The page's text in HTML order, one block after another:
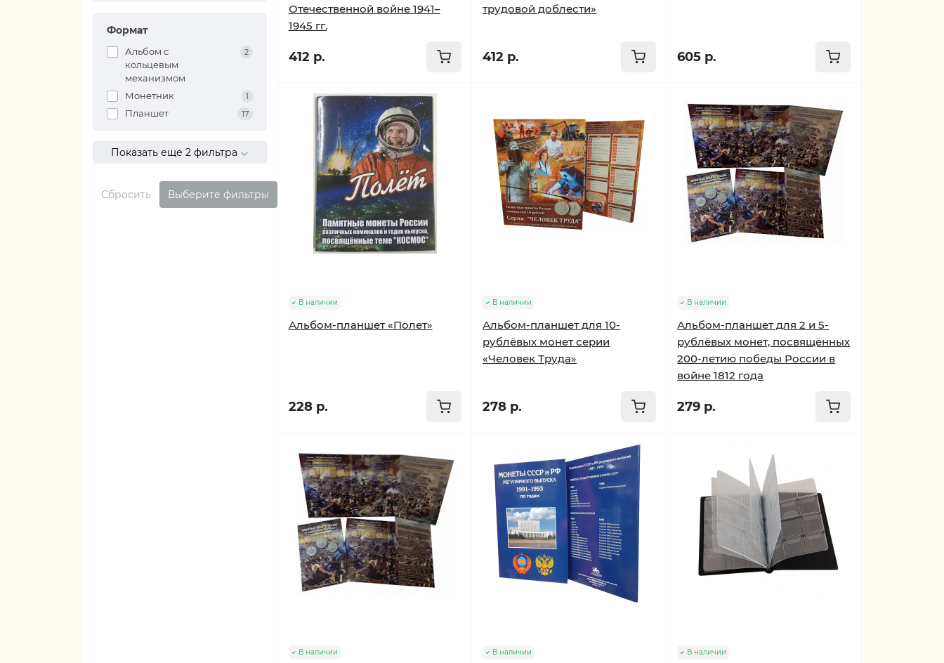
Формат
Альбом с
кольцевым
механизмом
2
Монетник 1
Планшет 17
Показать еще 2 фильтра
Сбросить Выберите фильтры
Отечественной войне 1941–
1945 гг.
412 р.
трудовой доблести»
412 р. 605 р.
В наличии
Альбом-планшет «Полет»
228 р.
В наличии
Альбом-планшет для 10-
рублёвых монет серии
«Человек Труда»
278 р.
В наличии
Альбом-планшет для 2 и 5-
рублёвых монет, посвящённых
200-летию победы России в
войне 1812 года
279 р.
В наличии В наличии В наличии